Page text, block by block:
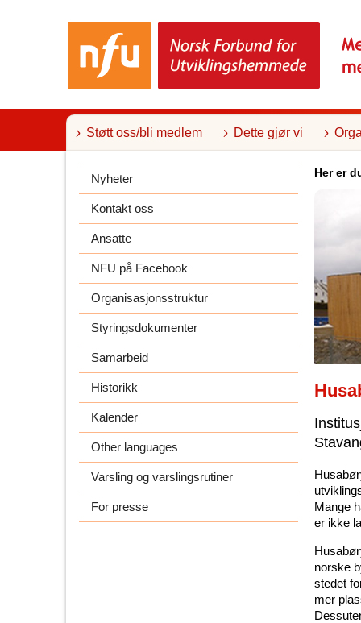
o
Støtt oss/bli medlem Dette gjør vi
Nyheter
Kontakt oss
Ansatte
NFU på Facebook
Organisasjonsstruktur
Styringsdokumenter
Samarbeid
Historikk
Kalender
Other languages
Varsling og varslingsrutiner
For presse
Her er
Mange
er ikke
norske
stedet
mer